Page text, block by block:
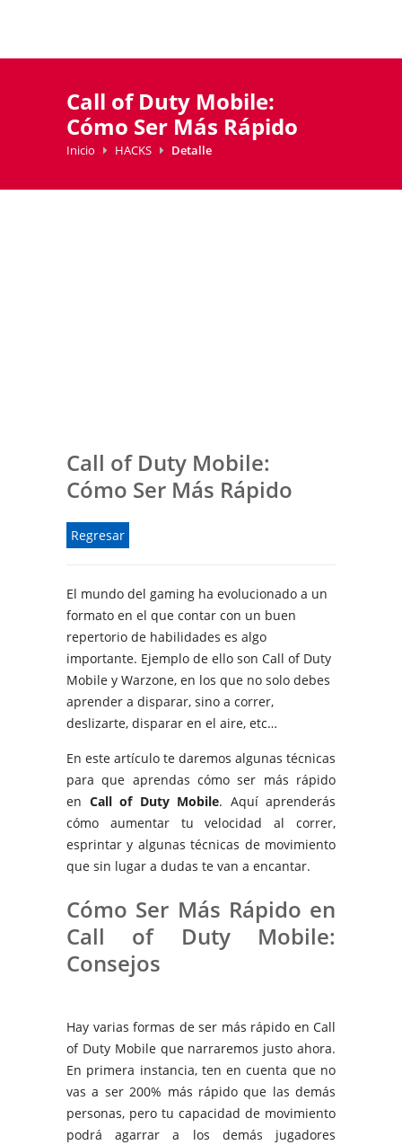
Call of Duty Mobile:
Cómo Ser Más Rápido
Inicio HACKS Detalle
Call of Duty Mobile:
Cómo Ser Más Rápido
Regresar
El mundo del gaming ha evolucionado a un
formato en el que contar con un buen
repertorio de habilidades es algo
importante. Ejemplo de ello son Call of Duty
Mobile y Warzone, en los que no solo debes
aprender a disparar, sino a correr,
deslizarte, disparar en el aire, etc…
En este artículo te daremos algunas técnicas
para que aprendas cómo ser más rápido
en Call of Duty Mobile. Aquí aprenderás
cómo aumentar tu velocidad al correr,
esprintar y algunas técnicas de movimiento
que sin lugar a dudas te van a encantar.
Cómo Ser Más Rápido en
Call of Duty Mobile:
Consejos
Hay varias formas de ser más rápido en Call
of Duty Mobile que narraremos justo ahora.
En primera instancia, ten en cuenta que no
vas a ser 200% más rápido que las demás
personas, pero tu capacidad de movimiento
podrá agarrar a los demás jugadores